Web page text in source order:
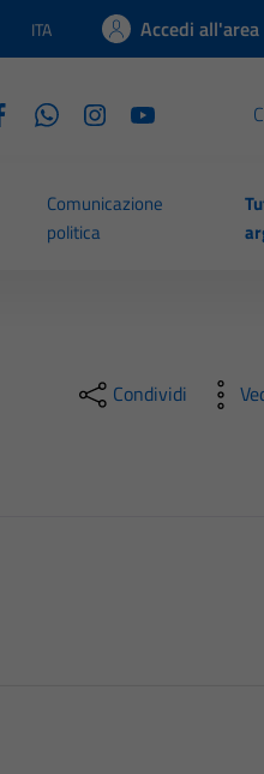
Lingua attiva:
ITA Accedi
Comunicazione
politica
Condividi